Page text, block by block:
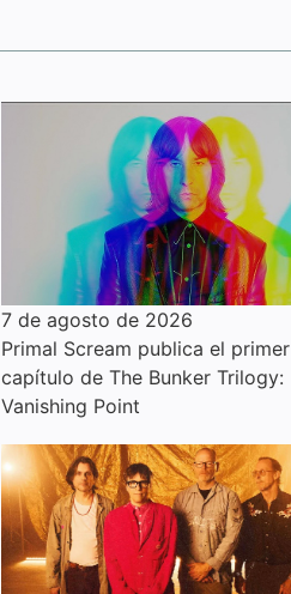
7 de agosto de 2026
Primal Scream publica el primer
capítulo de The Bunker Trilogy:
Vanishing Point